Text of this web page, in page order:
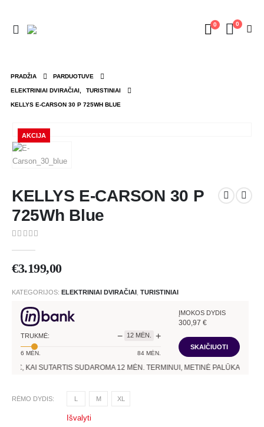
0 0
PRADŽIA PARDUOTUVE
ELEKTRINIAI DVIRAČIAI, TURISTINIAI
KELLYS E-CARSON 30 P 725WH BLUE
AKCIJA
KELLYS E-CARSON 30 P
725Wh Blue
€3.199,00
KATEGORIJOS: ELEKTRINIAI DVIRAČIAI TURISTINIAI
TRUKMĖ: − 12MĖN. +
6 MĖN. 84MĖN.
ĮMOKOS DYDIS
300,97 €
SKAIČIUOTI
€, KAI SUTARTIS SUDAROMA12MĖN. TERMINUI, METINĖ PALŪKANŲ
RĖMO DYDIS L M XL
Išvalyti